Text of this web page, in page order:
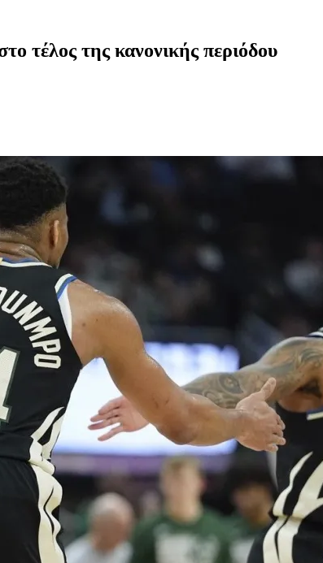
τέλος της κανονικής περιόδου